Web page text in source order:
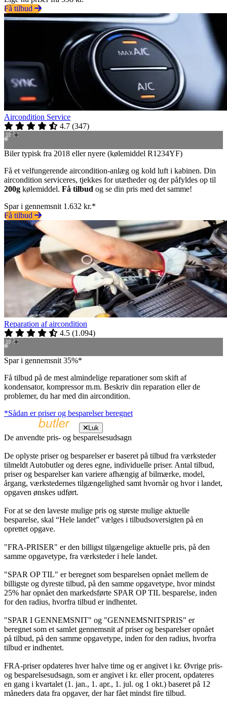
Få tilbud
Aircondition Service
4.7 (347)
Biler typisk fra 2018 eller nyere (kølemiddel R1234YF)
Få et velfungerende aircondition-anlæg og kold luft i kabinen. Din
aircondition serviceres, tjekkes for utætheder og der påfyldes op til
200g kølemiddel. Få tilbud og se din pris med det samme!
Spar i gennemsnit 1.632 kr.*
Få tilbud
Reparation af aircondition
4.5 (1.094)
Spar i gennemsnit 35%*
Få tilbud på de mest almindelige reparationer som skift af
kondensator, kompressor m.m. Beskriv din reparation eller de
problemer, du har med din aircondition.
*Sådan er priser og besparelser beregnet
Luk
De anvendte pris- og besparelsesudsagn
De oplyste priser og besparelser er baseret på tilbud fra værksteder
tilmeldt Autobutler og deres egne, individuelle priser. Antal tilbud,
priser og besparelser kan variere afhængig af bilmærke, model,
årgang, værkstedernes tilgængelighed samt hvornår og hvor i landet,
opgaven ønskes udført.
For at se den laveste mulige pris og største mulige aktuelle
besparelse, skal “Hele landet” vælges i tilbudsoversigten på en
oprettet opgave.
"FRA-PRISER" er den billigst tilgængelige aktuelle pris, på den
samme opgavetype, fra værksteder i hele landet.
"SPAR OP TIL" er beregnet som besparelsen opnået mellem de
billigste og dyreste tilbud, på den samme opgavetype, hvor mindst
25% har opnået den markedsførte SPAR OP TIL besparelse, inden
for den radius, hvorfra tilbud er indhentet.
"SPAR I GENNEMSNIT" og "GENNEMSNITSPRIS" er
beregnet som et samlet gennemsnit af priser og besparelser opnået
på tilbud, på den samme opgavetype, inden for den radius, hvorfra
tilbud er indhentet.
FRA-priser opdateres hver halve time og er angivet i kr. Øvrige pris-
og besparelsesudsagn, som er angivet i kr. eller procent, opdateres
en gang i kvartalet (1. jan., 1. apr., 1. jul. og 1 okt.) baseret på 12
måneders data fra opgaver, der har fået mindst fire tilbud.